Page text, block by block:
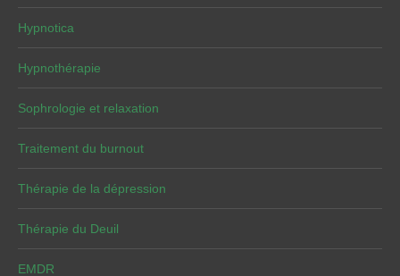
Hypnotica
Hypnothérapie
Sophrologie et relaxation
Traitement du burnout
Thérapie de la dépression
Thérapie du Deuil
EMDR